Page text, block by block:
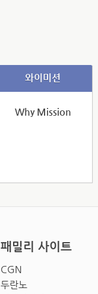
와이미션
Why Mission
패밀리 사이트
CGN
두란노